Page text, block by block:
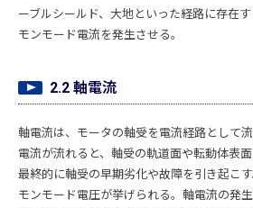
ーブルシールド、大地といった経路に存在
モンモード電流を発生させる。
2.2 軸電流
軸電流は、モータの軸受を電流経路として
電流が流れると、軸受の軌道面や転動体表
最終的に軸受の早期劣化や故障を引き起こ
モンモード電圧が挙げられる。軸電流の発